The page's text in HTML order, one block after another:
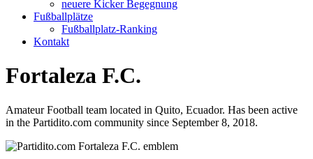
neuere Kicker Begegnung
Fußballplätze
Fußballplatz-Ranking
Kontakt
Fortaleza F.C.
Amateur Football team located in Quito, Ecuador. Has been active
in the Partidito.com community since September 8, 2018.